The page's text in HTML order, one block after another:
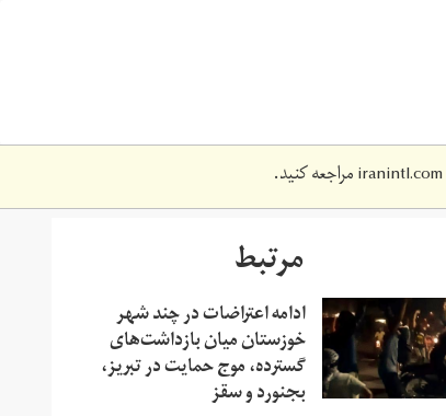
iranintl.comمراجعه کنید.
مرتبط
ادامه اعتراضات در چند شهر
خوزستان میان بازداشت‌های
گسترده، موج حمایت در تبریز،
بجنورد و سقز